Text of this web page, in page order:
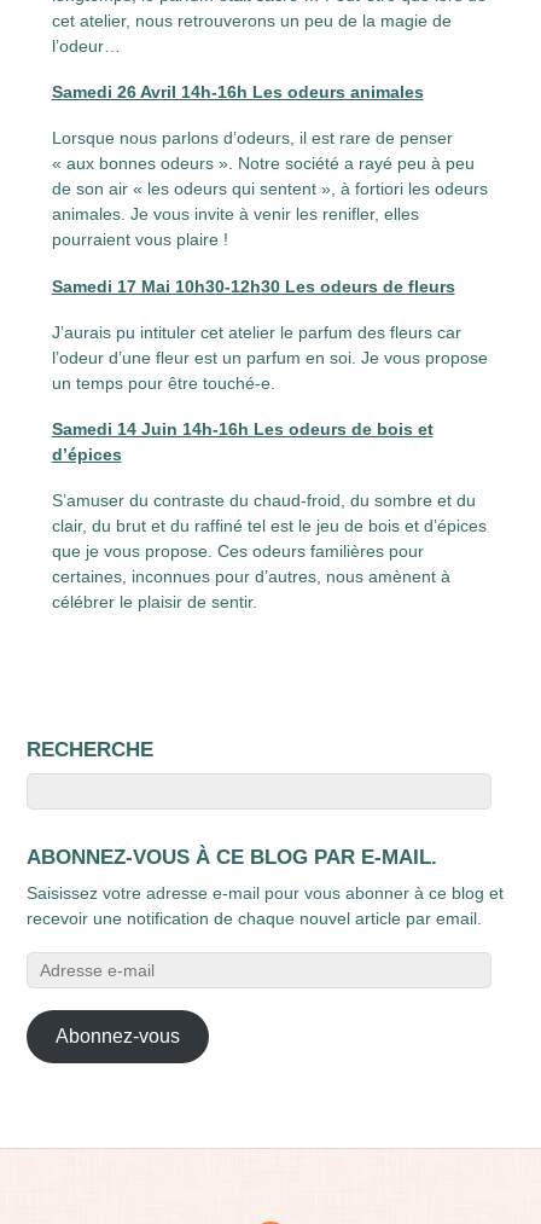
cet atelier, nous retrouverons un peu de la magie de
l’odeur…
Samedi 26 Avril 14h-16h Les odeurs animales
Lorsque nous parlons d’odeurs, il est rare de penser
« aux bonnes odeurs ». Notre société a rayé peu à peu
de son air « les odeurs qui sentent », à fortiori les odeurs
animales. Je vous invite à venir les renifler, elles
pourraient vous plaire !
Samedi 17 Mai 10h30-12h30 Les odeurs de fleurs
J’aurais pu intituler cet atelier le parfum des fleurs car
l’odeur d’une fleur est un parfum en soi. Je vous propose
un temps pour être touché-e.
Samedi 14 Juin 14h-16h Les odeurs de bois et
d’épices
S’amuser du contraste du chaud-froid, du sombre et du
clair, du brut et du raffiné tel est le jeu de bois et d’épices
que je vous propose. Ces odeurs familières pour
certaines, inconnues pour d’autres, nous amènent à
célébrer le plaisir de sentir.
RECHERCHE
ABONNEZ-VOUS À CE BLOG PAR E-MAIL.
Saisissez votre adresse e-mail pour vous abonner à ce blog et
recevoir une notification de chaque nouvel article par email.
Adresse
e-
mail
Abonnez-vous